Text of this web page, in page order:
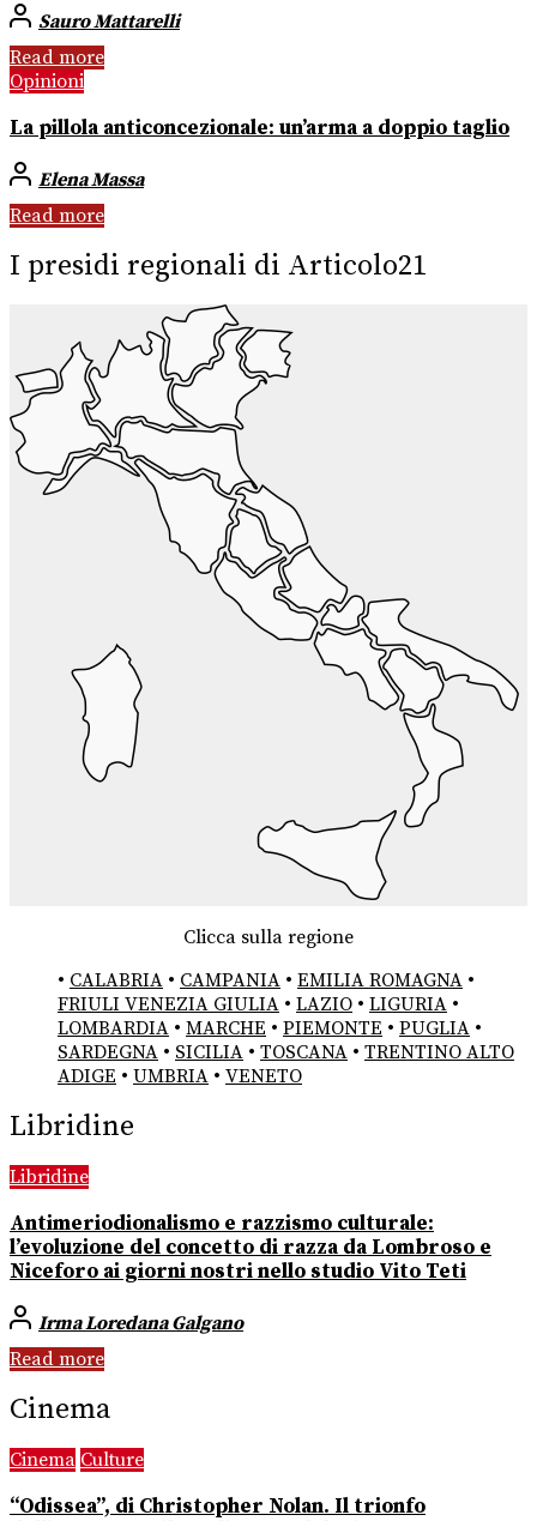
Sauro Mattarelli
Read more
Opinioni
La pillola anticoncezionale: un’arma a doppio taglio
Elena Massa
Read more
I presidi regionali di Articolo21
Clicca sulla regione
• CALABRIA • CAMPANIA • EMILIA ROMAGNA •
FRIULI VENEZIA GIULIA • LAZIO • LIGURIA •
LOMBARDIA • MARCHE • PIEMONTE • PUGLIA •
SARDEGNA • SICILIA • TOSCANA • TRENTINO ALTO
ADIGE • UMBRIA • VENETO
Libridine
Libridine
Antimeriodionalismo e razzismo culturale:
l’evoluzione del concetto di razza da Lombroso e
Niceforo ai giorni nostri nello studio Vito Teti
Irma Loredana Galgano
Read more
Cinema
Cinema Culture
“Odissea”, di Christopher Nolan. Il trionfo